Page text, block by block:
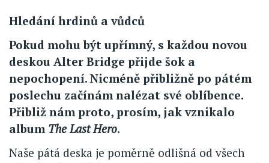
Hledání hrdinů a vůdců
Pokud mohu být upřímný, s každou novou
deskou Alter Bridge přijde šok a
nepochopení. Nicméně přibližně po pátém
poslechu začínám nalézat své oblíbence.
Přibliž nám proto, prosím, jak vznikalo
album The Last Hero.
Naše pátá deska je poměrně odlišná od všech